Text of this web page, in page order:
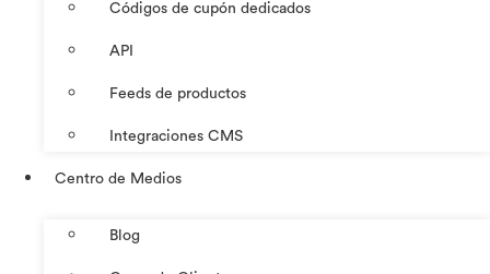
Códigos de cupón dedicados
API
Feeds de productos
Integraciones CMS
Centro de Medios
Blog